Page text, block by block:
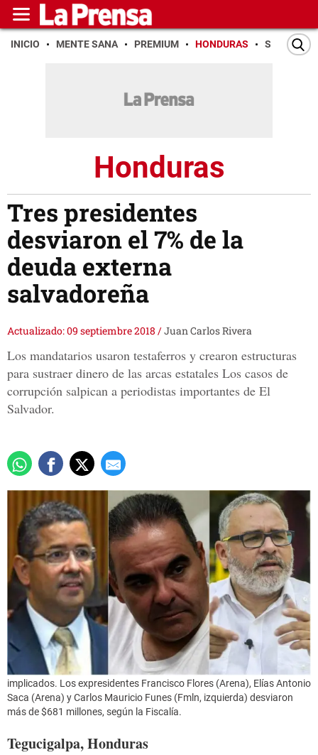
INICIO MENTE SANA PREMIUM HONDURAS SAN PEDRO
Honduras
Tres presidentes
desviaron el 7% de la
deuda externa
salvadoreña
Actualizado: 09 septiembre 2018 /Juan Carlos Rivera
Los mandatarios usaron testaferros y crearon estructuras
para sustraer dinero de las arcas estatales Los casos de
corrupción salpican a periodistas importantes de El
Salvador.
implicados. Los expresidentes Francisco Flores (Arena), Elías Antonio
Saca (Arena) y Carlos Mauricio Funes (Fmln, izquierda) desviaron
más de $681 millones, según la Fiscalía.
Tegucigalpa, Honduras